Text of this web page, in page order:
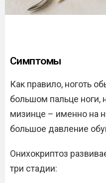
Симптомы
Как правило, ноготь
большом пальце ноги,
мизинце – именно на
большое давление
Онихокриптоз
три стадии: